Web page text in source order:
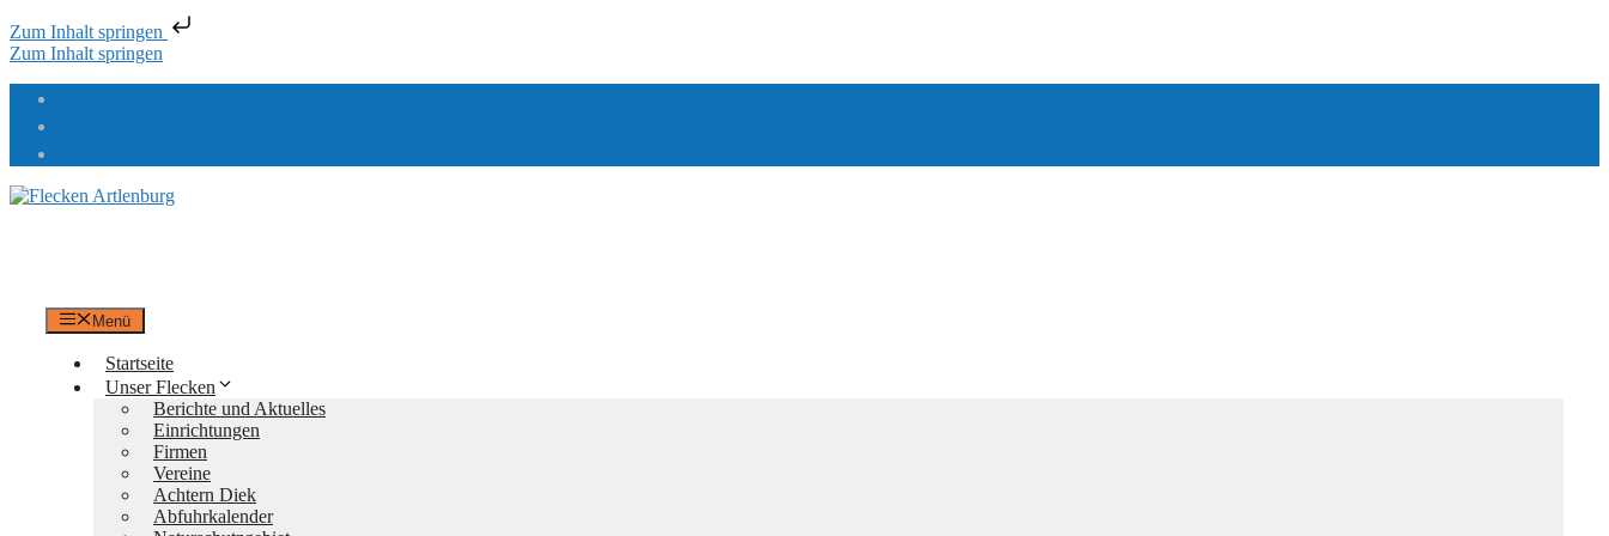
Zum Inhalt springen
Zum Inhalt springen
Menü
Startseite
Unser Flecken
Berichte und Aktuelles
Einrichtungen
Firmen
Vereine
Achtern Diek
Abfuhrkalender